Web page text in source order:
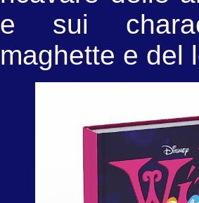
e sui
maghette e del